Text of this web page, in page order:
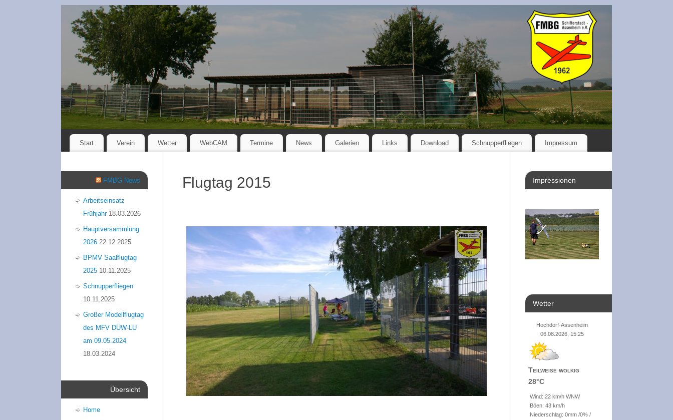
Start Verein Wetter WebCAM Termine News Galerien Links Download Schnupperfliegen Impressum
Flugtag 2015
FMBG News
Arbeitseinsatz
Frühjahr 18.03.2026
Hauptversammlung
2026 22.12.2025
BPMV Saalflugtag
2025 10.11.2025
Schnupperfliegen
10.11.2025
Großer Modellflugtag
des MFV DÜW-LU
am 09.05.2024
18.03.2024
Übersicht
Home
Impressionen
Wetter
Hochdorf-Assenheim
06.08.2026, 15:25
Teilweise wolkig
28°C
Wind: 22 km/h WNW
Böen: 43 km/h
Niederschlag: 0mm /0% /